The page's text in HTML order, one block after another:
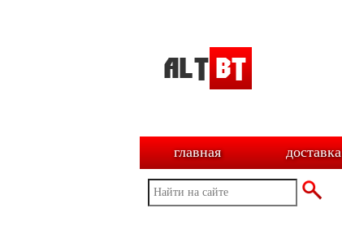
главная доставка